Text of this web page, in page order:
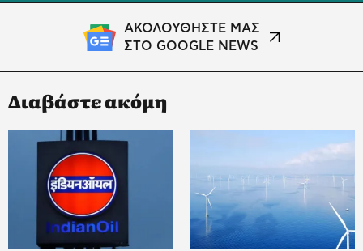
ΑΚΟΛΟΥΘΗΣΤΕ ΜΑΣ
ΣΤΟ GOOGLE NEWS
Διαβάστε ακόμη